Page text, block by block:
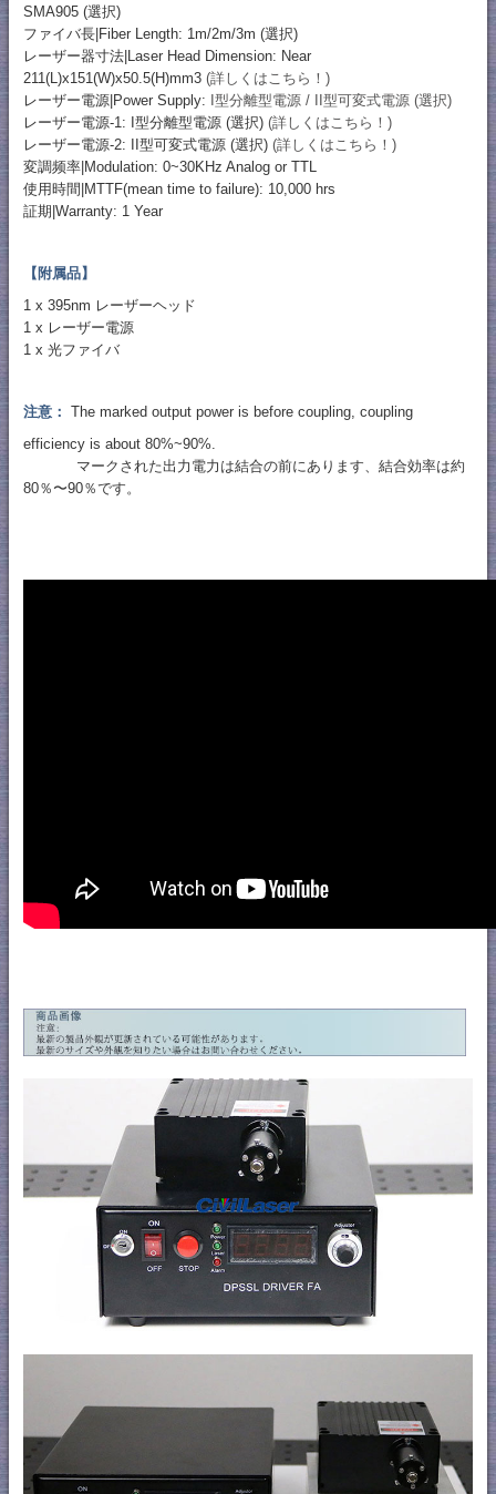
SMA905 (選択)
ファイバ長|Fiber Length: 1m/2m/3m (選択)
レーザー器寸法|Laser Head Dimension: Near
211(L)x151(W)x50.5(H)mm3 (詳しくはこちら！)
レーザー電源|Power Supply: I型分離型電源 / II型可変式電源 (選択)
レーザー電源-1: I型分離型電源 (選択) (詳しくはこちら！)
レーザー電源-2: II型可変式電源 (選択) (詳しくはこちら！)
変調频率|Modulation: 0~30KHz Analog or TTL
使用時間|MTTF(mean time to failure): 10,000 hrs
証期|Warranty: 1 Year
【附属品】
1 x 395nm レーザーヘッド
1 x レーザー電源
1 x 光ファイバ
注意： The marked output power is before coupling, coupling
efficiency is about 80%~90%.
マークされた出力電力は結合の前にあります、結合効率は約
80％〜90％です。